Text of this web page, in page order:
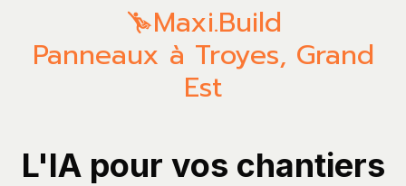
Maxi.Build
Panneaux à Troyes, Grand
Est
L'IA pour vos chantiers